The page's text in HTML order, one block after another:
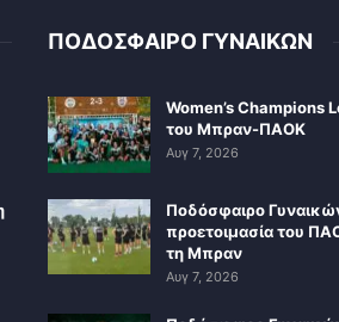
ΠΟΔΟΣΦΑΙΡΟ ΓΥΝΑΙΚΩΝ
Women’s Champions
του Μπραν-ΠΑΟΚ
Αυγ 7, 2026
Ποδόσφαιρο
προετοιμασία του
τη Μπραν
Αυγ 7, 2026